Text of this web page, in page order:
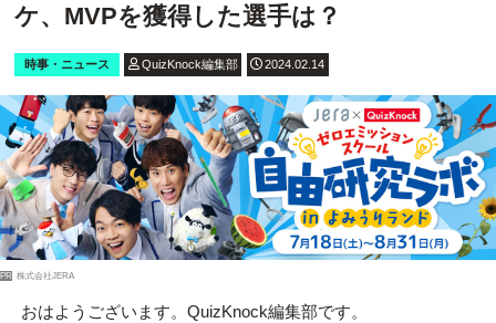
ケ、MVPを獲得した選手は？
時事・ニュース QuizKnock編集部 2024.02.14
PR 株式会社JERA
おはようございます。QuizKnock編集部です。